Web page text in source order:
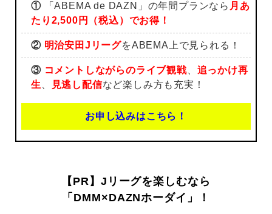
①「ABEMA de DAZN」の年間プランなら 月あ
たり2,500円（税込）でお得！
② 明治安田JリーグをABEMA上で見られる！
③ コメントしながらのライブ観戦、 追っかけ再
生
見逃し配信など楽しみ方も充実！
お申し込みはこちら！
【PR】Jリーグを楽しむなら
「DMM×DAZNホーダイ」！